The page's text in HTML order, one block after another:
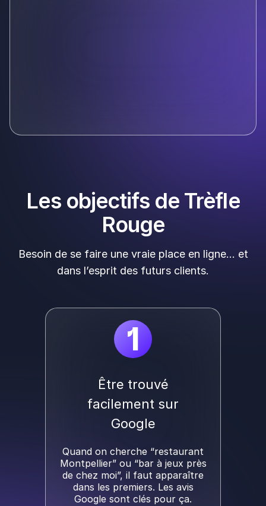
Les objectifs de Trèfle
Rouge
Besoin de se faire une vraie place en ligne… et
dans l’esprit des futurs clients.
1
Être trouvé
facilement sur
Google
Quand on cherche “restaurant
Montpellier” ou “bar à jeux près
de chez moi”, il faut apparaître
dans les premiers. Les avis
Google sont clés pour ça.